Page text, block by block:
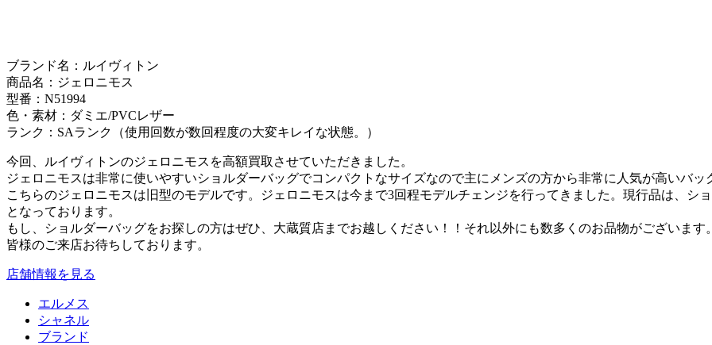
ブランド名：ルイヴィトン
商品名：ジェロニモス
型番：N51994
色・素材：ダミエ/PVCレザー
ランク：SAランク（使用回数が数回程度の大変キレイな状態。）
今回、ルイヴィトンのジェロニモスを高額買取させていただきました。
ジェロニモスは非常に使いやすいショルダーバッグでコンパクトなサイズなので主にメンズの方から非常に人気が高いバッ
こちらのジェロニモスは旧型のモデルです。ジェロニモスは今まで3回程モデルチェンジを行ってきました。現行品は、シ
となっております。
もし、ショルダーバッグをお探しの方はぜひ、大蔵質店までお越しください！！それ以外にも数多くのお品物がございます
皆様のご来店お待ちしております。
店舗情報を見る
エルメス
シャネル
ブランド